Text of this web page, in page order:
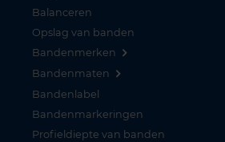
Balanceren
Opslag van banden
Bandenmerken
Bandenmaten
Bandenlabel
Bandenmarkeringen
Profieldiepte van banden